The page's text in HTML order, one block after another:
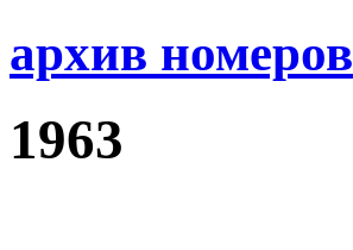
архив номеров
1963